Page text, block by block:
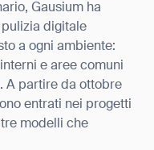
Gausium ha
digitale
a ogni ambiente:
e aree comuni
A partire da ottobre
entrati nei progetti
modelli che